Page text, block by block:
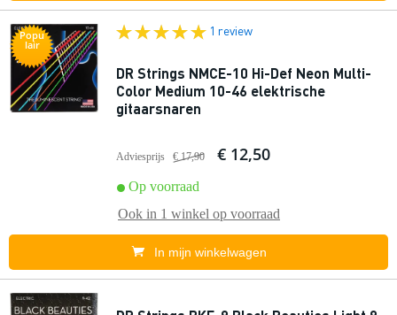
Popu
lair
1 review
DR Strings NMCE-10 Hi-Def Neon Multi-
Color Medium 10-46 elektrische
gitaarsnaren
Adviesprijs € 17,90 € 12,50
Op voorraad
Ook in 1 winkel op voorraad
In mijn winkelwagen